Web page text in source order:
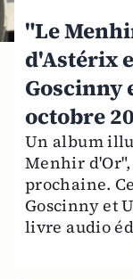
"Le
d'Astérix
Goscinny
octobre
Un album
Menhir
prochaine.
Goscinny et
livre audio